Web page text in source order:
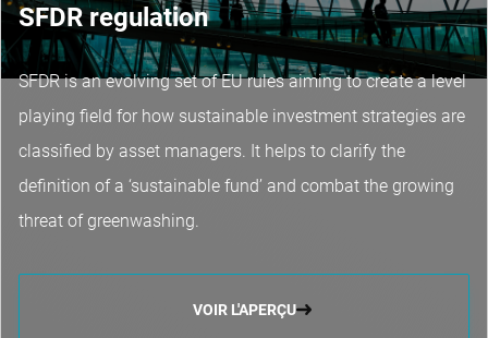
SFDR regulation
SFDR is an evolving set of EU rules aiming to create a level
playing field for how sustainable investment strategies are
classified by asset managers. It helps to clarify the
definition of a ‘sustainable fund’ and combat the growing
threat of greenwashing.
VOIR L'APERÇU